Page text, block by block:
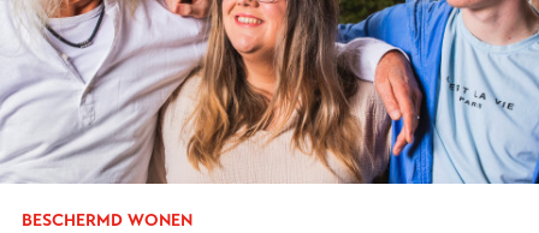
BESCHERMD WONEN